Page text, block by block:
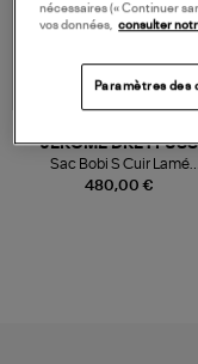
480,00 €
JEROME DREYFUSS
Sac Bobi S Cuir Lamé
Champagne
nécessaires (« Continuer
vos données, consulter
Paramètres des